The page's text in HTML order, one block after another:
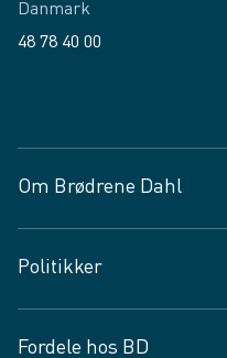
Danmark
48 78 40 00
Om Brødrene Dahl
Vagttelefon 30 10 89 89
Spørgsmål og svar
Job og karriere
Politikker
Fordele hos BD